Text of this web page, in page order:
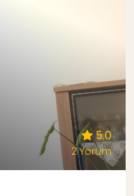
5.0
2 Yorum